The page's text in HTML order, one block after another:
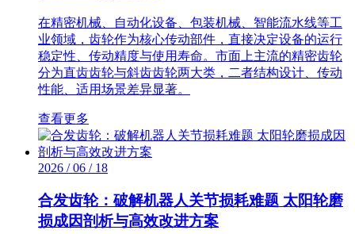
在精密机械、自动化设备、包装机械、智能流水线等工
业领域，齿轮作为核心传动部件，直接决定设备的运行
稳定性、传动精度与使用寿命。市面上主流的精密齿轮
分为直齿齿轮与斜齿齿轮两大类，二者结构设计、传动
性能、适用场景差异显著。
查看更多
2026 / 06 / 18
合发齿轮：破解机器人关节损耗难题 太阳轮磨
损成因剖析与高效改进方案